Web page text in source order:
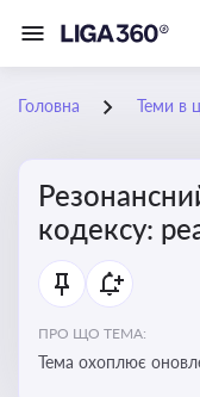
Головна Теми в
кодексу:
ПРО ЩО ТЕМА:
Тема охоплює